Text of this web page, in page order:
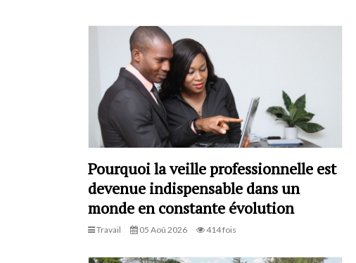
Pourquoi la veille professionnelle est
devenue indispensable dans un
monde en constante évolution
Travail 05 Aoû 2026 414 fois